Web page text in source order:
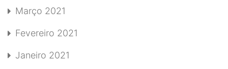
Março 2021
Fevereiro 2021
Janeiro 2021